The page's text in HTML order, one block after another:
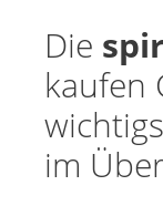
Die
kaufen
im